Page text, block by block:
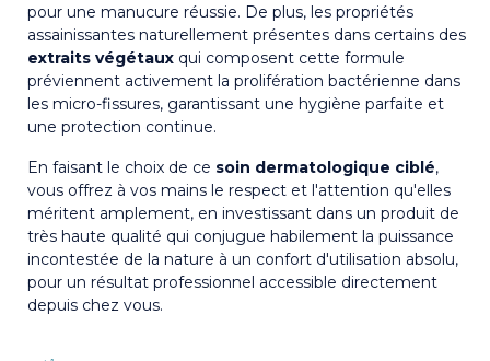
pour une manucure réussie. De plus, les propriétés
assainissantes naturellement présentes dans certains des
extraits végétaux qui composent cette formule
préviennent activement la prolifération bactérienne dans
les micro-fissures, garantissant une hygiène parfaite et
une protection continue.
En faisant le choix de ce soin dermatologique ciblé,
vous offrez à vos mains le respect et l'attention qu'elles
méritent amplement, en investissant dans un produit de
très haute qualité qui conjugue habilement la puissance
incontestée de la nature à un confort d'utilisation absolu,
pour un résultat professionnel accessible directement
depuis chez vous.